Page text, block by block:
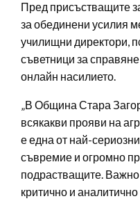
Пред присъстващите
за обединени усилия
училищни директори,
съветници за
онлайн насилието.
„В Община Стара
всякакви прояви на
е една от най-
съвремие и огромно
подрастващите.
критично и